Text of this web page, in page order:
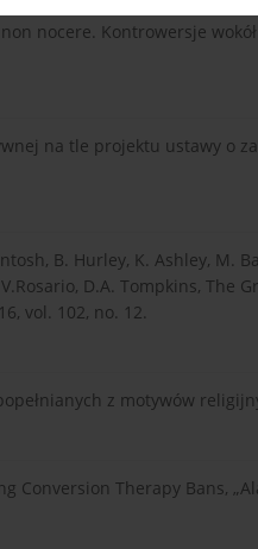
nocere. Kontrowersje
na tle projektu ustawy o
B. Hurley, K. Ashley, M.
D.A. Tompkins, The
vol. 102, no. 12.
z motywów
Conversion Therapy Bans,